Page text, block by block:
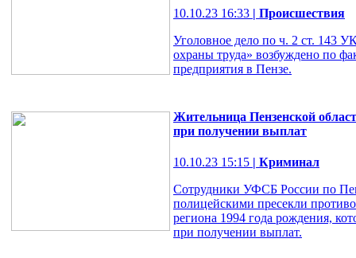
10.10.23 16:33 | Происшествия
Уголовное дело по ч. 2 ст. 143
охраны труда» возбуждено по
предприятия в Пензе.
Жительница Пензенской
при получении выплат
10.10.23 15:15 | Криминал
Сотрудники УФСБ России по
полицейскими пресекли
региона 1994 года рождения,
при получении выплат.